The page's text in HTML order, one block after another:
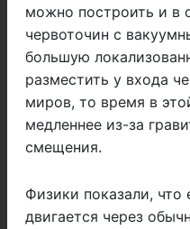
можно построить и в
червоточин с
большую
разместить у входа
миров, то время в
медленнее из-за
смещения.
Физики показали, что
двигается через